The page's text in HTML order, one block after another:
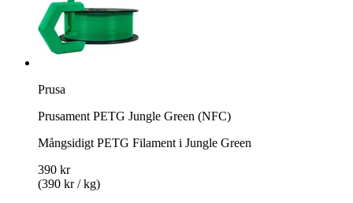
Prusa
Prusament PETG Jungle Green (NFC)
Mångsidigt PETG Filament i Jungle Green
390 kr
(390 kr / kg)